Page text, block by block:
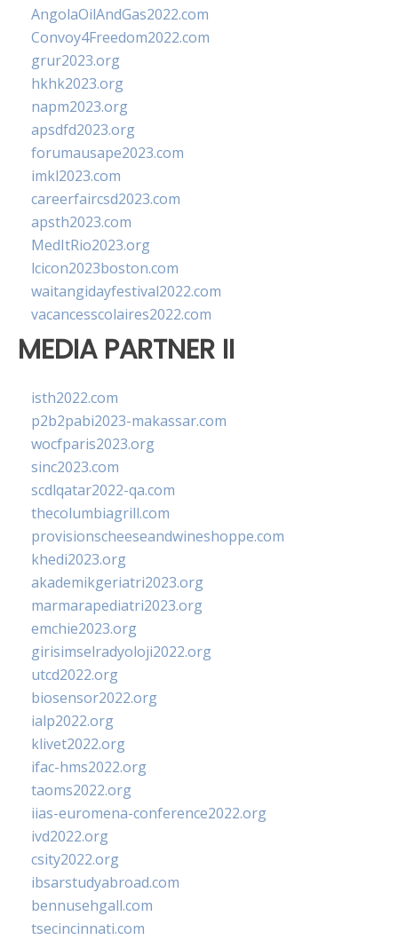
AngolaOilAndGas2022.com
Convoy4Freedom2022.com
grur2023.org
hkhk2023.org
napm2023.org
apsdfd2023.org
forumausape2023.com
imkl2023.com
careerfaircsd2023.com
apsth2023.com
MedItRio2023.org
lcicon2023boston.com
waitangidayfestival2022.com
vacancesscolaires2022.com
MEDIA PARTNER II
isth2022.com
p2b2pabi2023-makassar.com
wocfparis2023.org
sinc2023.com
scdlqatar2022-qa.com
thecolumbiagrill.com
provisionscheeseandwineshoppe.com
khedi2023.org
akademikgeriatri2023.org
marmarapediatri2023.org
emchie2023.org
girisimselradyoloji2022.org
utcd2022.org
biosensor2022.org
ialp2022.org
klivet2022.org
ifac-hms2022.org
taoms2022.org
iias-euromena-conference2022.org
ivd2022.org
csity2022.org
ibsarstudyabroad.com
bennusehgall.com
tsecincinnati.com